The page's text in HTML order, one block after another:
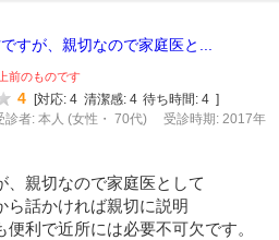
すが、親切なので家庭医と...
前のものです
4 対応: 4 清潔感: 4 待ち時間: 4
診者: 本人 (女性・ 70代) 受診時期: 2017年
、親切なので家庭医として
ら話かければ親切に説明
便利で近所には必要不可欠です。